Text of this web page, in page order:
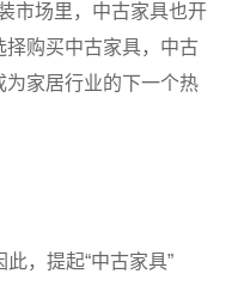
市场里，中古家具也开
购买中古家具，中古
为家居行业的下一个热
，提起“中古家具”